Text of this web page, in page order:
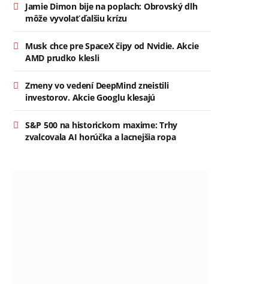
Jamie Dimon bije na poplach: Obrovský dlh
môže vyvolať ďalšiu krízu
Musk chce pre SpaceX čipy od Nvidie. Akcie
AMD prudko klesli
Zmeny vo vedení DeepMind zneistili
investorov. Akcie Googlu klesajú
S&P 500 na historickom maxime: Trhy
zvalcovala AI horúčka a lacnejšia ropa